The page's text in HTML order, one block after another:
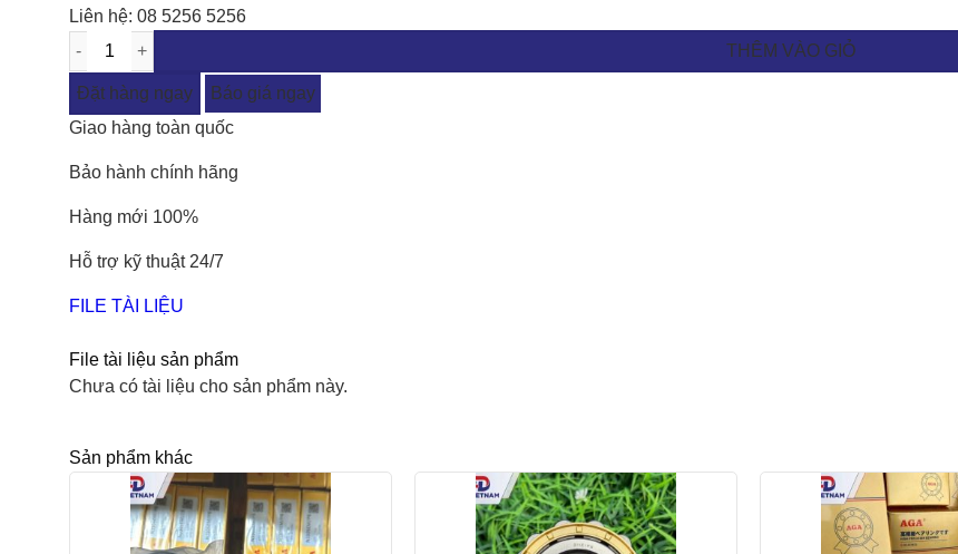
Liên hệ: 08 5256 5256
THÊM VÀO GIỎ
Đặt hàng ngay
Báo giá ngay
Giao hàng toàn quốc
Bảo hành chính hãng
Hàng mới 100%
Hỗ trợ kỹ thuật 24/7
FILE TÀI LIỆU
File tài liệu sản phẩm
Chưa có tài liệu cho sản phẩm này.
Sản phẩm khác